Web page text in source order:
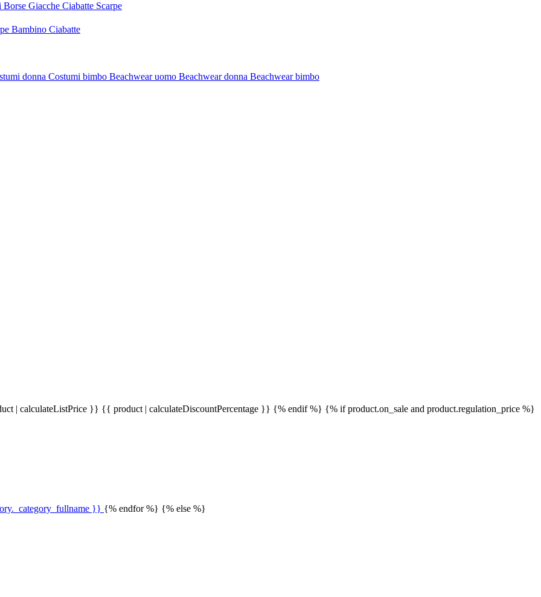
Borse Giacche Ciabatte Scarpe
Bambino Ciabatte
donna Costumi bimbo Beachwear uomo Beachwear donna Beachwear bimbo
| calculateListPrice }} {{ product | calculateDiscountPercentage }} {% endif %} {% if product.on_sale and product.regulation_price %}
}} {% endfor %} {% else %}